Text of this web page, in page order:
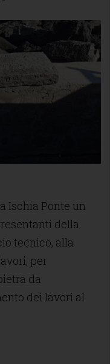
Ischia Ponte un
della
tecnico, alla
per
da
dei lavori al